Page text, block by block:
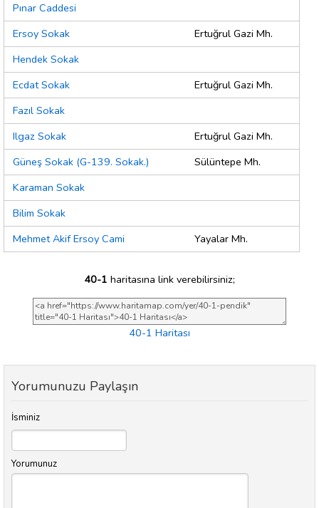
Pınar Caddesi
Ersoy Sokak
Ertuğrul Gazi Mh.
Hendek Sokak
Ecdat Sokak
Ertuğrul Gazi Mh.
Fazıl Sokak
Ilgaz Sokak
Ertuğrul Gazi Mh.
Güneş Sokak (G-139. Sokak.)
Sülüntepe Mh.
Karaman Sokak
Bilim Sokak
Mehmet Akif Ersoy Cami
Yayalar Mh.
40-1 haritasına link verebilirsiniz;
40-1 Haritası
Yorumunuzu Paylaşın
İsminiz
Yorumunuz